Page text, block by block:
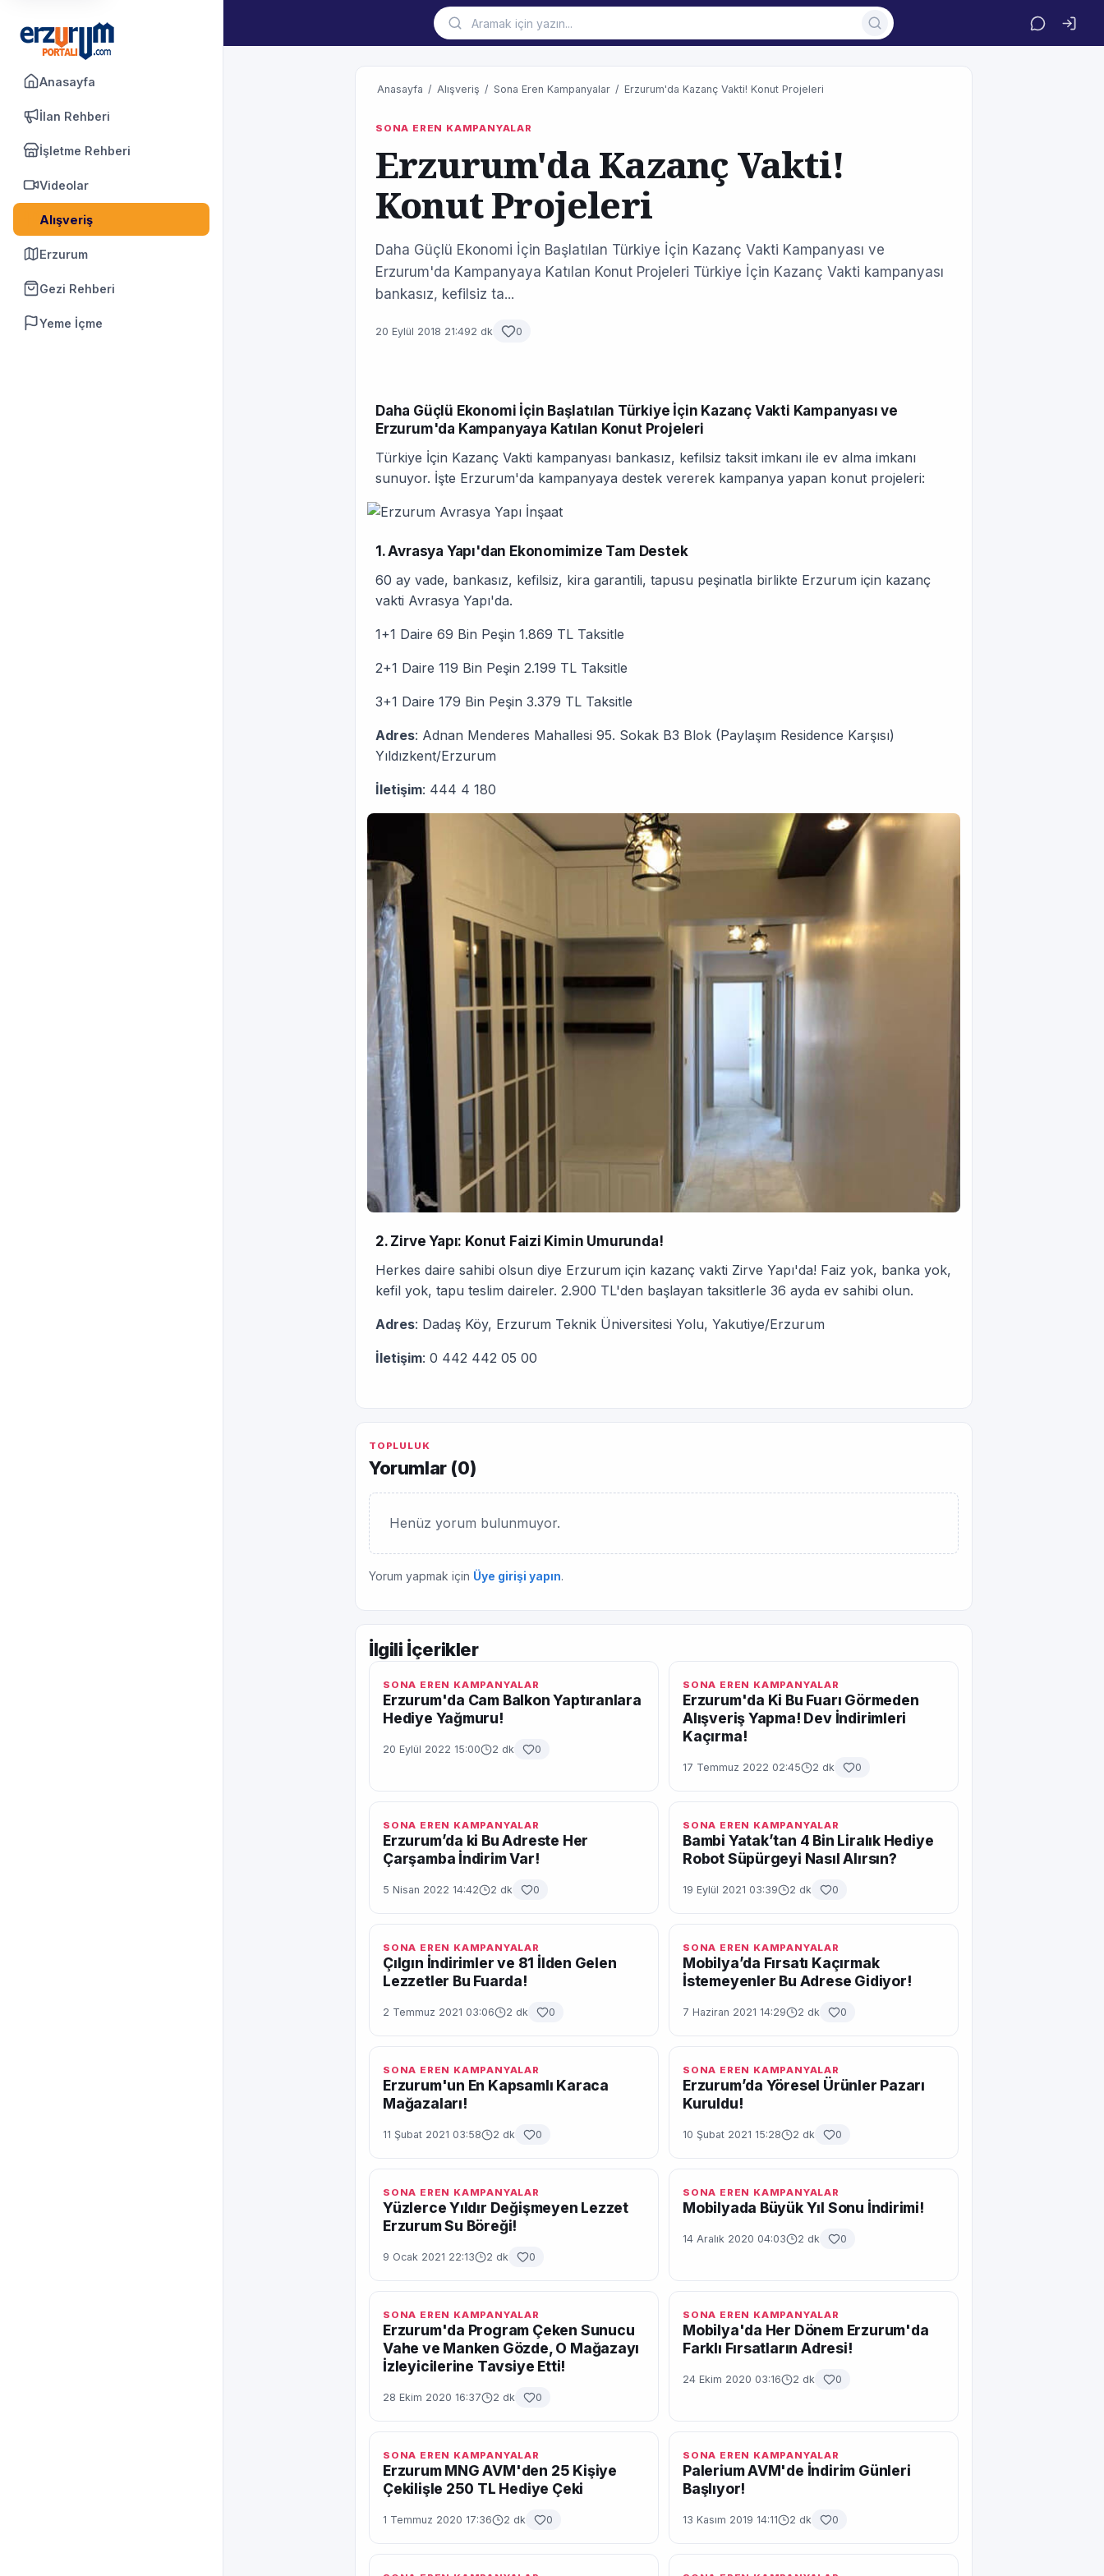
Anasayfa
İlan Rehberi
İşletme Rehberi
Videolar
Alışveriş
Erzurum
Gezi Rehberi
Yeme İçme
Anasayfa / Alışveriş / Sona Eren Kampanyalar / Erzurum'da Kazanç Vakti! Konut Projeleri
SONA EREN KAMPANYALAR
Erzurum'da Kazanç Vakti!
Konut Projeleri
Daha Güçlü Ekonomi İçin Başlatılan Türkiye İçin Kazanç Vakti Kampanyası ve
Erzurum'da Kampanyaya Katılan Konut Projeleri Türkiye İçin Kazanç Vakti kampanyası
bankasız, kefilsiz ta...
20 Eylül 2018 21:492 dk 0
Daha Güçlü Ekonomi İçin Başlatılan Türkiye İçin Kazanç Vakti Kampanyası ve
Erzurum'da Kampanyaya Katılan Konut Projeleri
Türkiye İçin Kazanç Vakti kampanyası bankasız, kefilsiz taksit imkanı ile ev alma imkanı
sunuyor. İşte Erzurum'da kampanyaya destek vererek kampanya yapan konut projeleri:
1. Avrasya Yapı'dan Ekonomimize Tam Destek
60 ay vade, bankasız, kefilsiz, kira garantili, tapusu peşinatla birlikte Erzurum için kazanç
vakti Avrasya Yapı'da.
1+1 Daire 69 Bin Peşin 1.869 TL Taksitle
2+1 Daire 119 Bin Peşin 2.199 TL Taksitle
3+1 Daire 179 Bin Peşin 3.379 TL Taksitle
Adres: Adnan Menderes Mahallesi 95. Sokak B3 Blok (Paylaşım Residence Karşısı)
Yıldızkent/Erzurum
İletişim: 444 4 180
2. Zirve Yapı: Konut Faizi Kimin Umurunda!
Herkes daire sahibi olsun diye Erzurum için kazanç vakti Zirve Yapı'da! Faiz yok, banka yok,
kefil yok, tapu teslim daireler. 2.900 TL'den başlayan taksitlerle 36 ayda ev sahibi olun.
Adres: Dadaş Köy, Erzurum Teknik Üniversitesi Yolu, Yakutiye/Erzurum
İletişim: 0 442 442 05 00
TOPLULUK
Yorumlar (0)
Henüz yorum bulunmuyor.
Yorum yapmak için Üye girişi yapın.
İlgili İçerikler
SONA EREN KAMPANYALAR
Erzurum'da Cam Balkon Yaptıranlara
Hediye Yağmuru!
20 Eylül 2022 15:00 2 dk 0
SONA EREN KAMPANYALAR
Erzurum'da Ki Bu Fuarı Görmeden
Alışveriş Yapma! Dev İndirimleri
Kaçırma!
17 Temmuz 2022 02:45 2 dk 0
SONA EREN KAMPANYALAR
Erzurum’da ki Bu Adreste Her
Çarşamba İndirim Var!
5 Nisan 2022 14:42 2 dk 0
SONA EREN KAMPANYALAR
Bambi Yatak’tan 4 Bin Liralık Hediye
Robot Süpürgeyi Nasıl Alırsın?
19 Eylül 2021 03:39 2 dk 0
SONA EREN KAMPANYALAR
Çılgın İndirimler ve 81 İlden Gelen
Lezzetler Bu Fuarda!
2 Temmuz 2021 03:06 2 dk 0
SONA EREN KAMPANYALAR
Mobilya’da Fırsatı Kaçırmak
İstemeyenler Bu Adrese Gidiyor!
7 Haziran 2021 14:29 2 dk 0
SONA EREN KAMPANYALAR
Erzurum'un En Kapsamlı Karaca
Mağazaları!
11 Şubat 2021 03:58 2 dk 0
SONA EREN KAMPANYALAR
Erzurum’da Yöresel Ürünler Pazarı
Kuruldu!
10 Şubat 2021 15:28 2 dk 0
SONA EREN KAMPANYALAR
Yüzlerce Yıldır Değişmeyen Lezzet
Erzurum Su Böreği!
9 Ocak 2021 22:13 2 dk 0
SONA EREN KAMPANYALAR
Mobilyada Büyük Yıl Sonu İndirimi!
14 Aralık 2020 04:03 2 dk 0
SONA EREN KAMPANYALAR
Erzurum'da Program Çeken Sunucu
Vahe ve Manken Gözde, O Mağazayı
İzleyicilerine Tavsiye Etti!
28 Ekim 2020 16:37 2 dk 0
SONA EREN KAMPANYALAR
Mobilya'da Her Dönem Erzurum'da
Farklı Fırsatların Adresi!
24 Ekim 2020 03:16 2 dk 0
SONA EREN KAMPANYALAR
Erzurum MNG AVM'den 25 Kişiye
Çekilişle 250 TL Hediye Çeki
1 Temmuz 2020 17:36 2 dk 0
SONA EREN KAMPANYALAR
Palerium AVM'de İndirim Günleri
Başlıyor!
13 Kasım 2019 14:11 2 dk 0